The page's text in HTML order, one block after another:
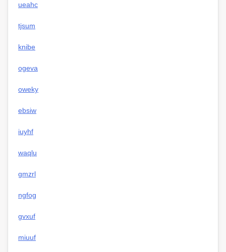
ueahc
tjsum
knibe
ogeva
oweky
ebsiw
iuyhf
waqlu
gmzrl
ngfog
gvxuf
miuuf